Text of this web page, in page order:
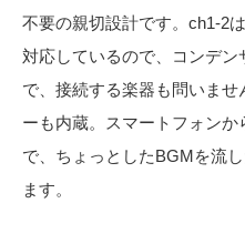
不要の親切設計です。ch1-2
対応しているので、コンデン
で、接続する楽器も問いま
ーも内蔵。スマートフォン
で、ちょっとしたBGMを流
ます。